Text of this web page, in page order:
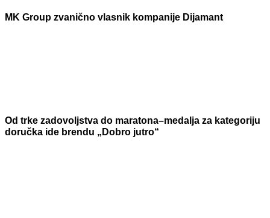
MK Group zvanično vlasnik kompanije Dijamant
Od trke zadovoljstva do maratona–medalja za kategoriju
doručka ide brendu „Dobro jutro“